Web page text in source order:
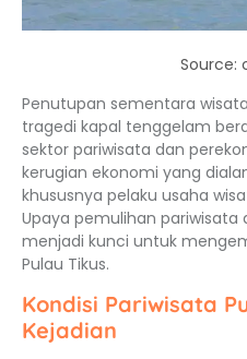
Source:
Penutupan sementara
tragedi kapal tenggelam
sektor pariwisata dan
kerugian ekonomi yang
khususnya pelaku usaha
Upaya pemulihan
menjadi kunci untuk
Pulau Tikus.
Kondisi Pariwisata
Kejadian